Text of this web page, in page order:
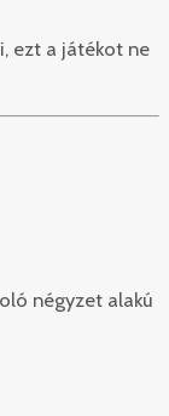
ezt a játékot ne
négyzet alakú